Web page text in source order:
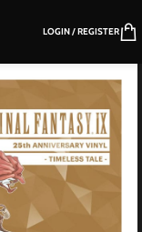
LOGIN / REGISTER